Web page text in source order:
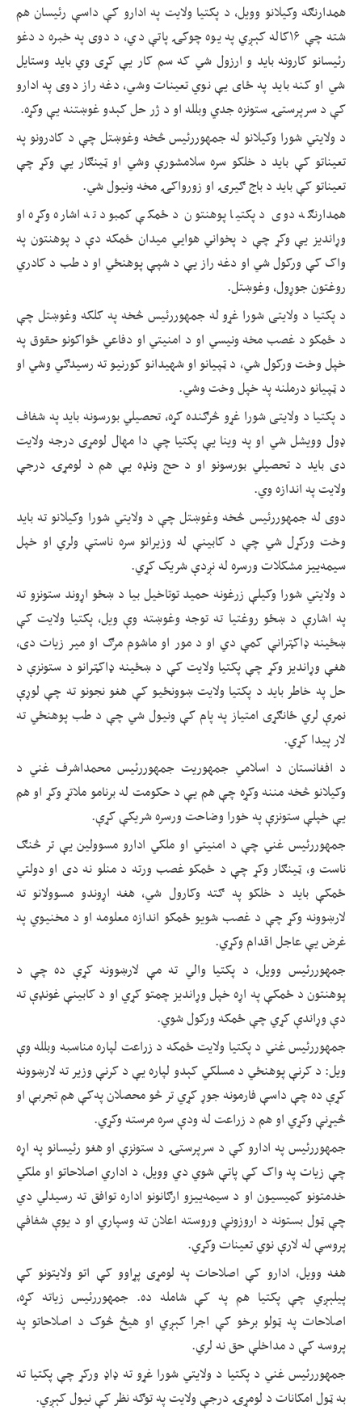
همدارنګه وکیلانو وویل، د پکتیا ولایت په ادارو کې داسې رئیسان هم
شته چې ۱۶کاله کېږي په یوه چوکۍ پاتې دي، د دوی په خبره د دغو
رئیسانو کارونه باید و ارزول شي که سم کار یې کړی وي باید وستایل
شي او کنه باید په ځای یې نوي تعینات وشي، دغه راز دوی په ادارو
کې د سرپرستۍ ستونزه جدي وبلله او د ژر حل کېدو غوښتنه یې وکړه.
د ولایتي شورا وکیلانو له جمهوررئیس څخه وغوښتل چې د کادرونو په
تعیناتو کې باید د خلکو سره سلامشورې وشي او ټینګار یې وکړ چې
تعیناتو کې باید د باج ګیرۍ او زورواکۍ مخه ونیول شي.
همدارنګه دوی د پکتیا پوهنتون د ځمکې کمبود ته اشاره وکړه او
وړاندیز یې وکړ چې د پخواني هوايي میدان ځمکه دې د پوهنتون په
واک کې ورکول شي او دغه راز یې د شپې پوهنځي او د طب د کادري
روغتون جوړول، وغوښتل.
د پکتیا د ولایتی شورا غړو له جمهوررئیس څخه په کلکه وغوښتل چې
د ځمکو د غصب مخه ونیسي او د امنیتي او دفاعي ځواکونو حقوق په
خپل وخت ورکول شي، د ټپیانو او شهیدانو کورنیو ته رسیدګي وشي او
د ټپیانو درملنه په خپل وخت وشي.
د پکتیا د ولایتی شورا غړو څرګنده کړه، تحصیلي بورسونه باید په شفاف
ډول وویشل شي او په وینا یې پکتیا چې دا مهال لومړی درجه ولایت
دی باید د تحصیلي بورسونو او د حج ونډه یې هم د لومړۍ درجې
ولایت په اندازه وي.
دوی له جمهوررئیس څخه وغوښتل چې د ولایتي شورا وکیلانو ته باید
وخت ورکړل شي چې د کابینې له وزیرانو سره ناستې ولري او خپل
سیمه‌ییز مشکلات ورسره له نږدې شریک کړي.
د ولایتي شورا وکیلې زرغونه حمید توتاخیل بیا د ښځو اړوند ستونزو ته
په اشارې د ښځو روغتیا ته توجه وغوښته وې ویل، پکتیا ولایت کې
ښځینه ډاکټرانې کمې دي او د مور او ماشوم مرګ او میر زیات دی،
هغې وړاندیز وکړ چې پکتیا ولایت کې د ښځینه ډاکټرانو د ستونزې د
حل په خاطر باید د پکتیا ولایت ښوونځیو کې هغو نجونو ته چې لوړې
نمرې لري ځانګړی امتیاز په پام کې ونیول شي چې د طب پوهنځي ته
لار پیدا کړي.
د افغانستان د اسلامي جمهوریت جمهوررئیس محمداشرف غني د
وکیلانو څخه مننه وکړه چې هم یې د حکومت له برنامو ملاتړ وکړ او هم
یې خپلې ستونزې په خورا وضاحت ورسره شریکې کړې.
جمهوررئیس غني چې د امنیتي او ملکي ادارو مسوولین یې تر څنګ
ناست و، ټینګار وکړ چې د ځمکو غصب ورته د منلو نه دی او دولتي
ځمکې باید د خلکو په ګته وکارول شي، هغه اړوندو مسوولانو ته
لارښوونه وکړ چې د غصب شویو ځمکو اندازه معلومه او د مخنیوي په
غرض یې عاجل اقدام وکړي.
جمهوررئیس وویل، د پکتیا والي ته مې لارښوونه کړې ده چې د
پوهنتون د ځمکې په اړه خپل وړاندیز چمتو کړي او د کابینې غونډې ته
دې وړاندې کړي چې ځمکه ورکول شوي.
جمهوررئیس غني د پکتیا ولایت ځمکه د زراعت لپاره مناسبه وبلله وې
ویل: د کرنې پوهنځي د مسلکي کېدو لپاره یې د کرنې وزیر ته لارښوونه
کړې ده چې داسې فارمونه جوړ کړي تر څو محصلان په‌کې هم تجربې او
څيړنې وکړي او هم د زراعت له ودې سره مرسته وکړي.
جمهوررئیس په ادارو کې د سرپرستۍ د ستونزې او هغو رئیسانو په اړه
چې زیات په واک کې پاتې شوي دي وویل، د اداري اصلاحاتو او ملکي
خدمتونو کمیسیون او د سیمه‌ییزو ارګانونو اداره توافق ته رسیدلي دي
چې ټول بستونه د اروزونې وروسته اعلان ته وسپاري او د یوې شفافې
پروسې له لارې نوي تعینات وکړي.
هغه وویل، ادارو کې اصلاحات په لومړی پړاوو کې اتو ولایتونو کې
پیلېږي چې پکتیا هم په کې شامله ده. جمهوررئیس زیاته کړه،
اصلاحات په ټولو برخو کې اجرا کېږي او هیڅ څوک د اصلاحاتو په
پروسه کې د مداخلې حق نه لري.
جمهوررئیس غني د پکتیا د ولایتي شورا غړو ته ډاډ ورکړ چې پکتیا ته
به ټول امکانات د لومړۍ درجې ولایت په توګه نظر کې نیول کېږي.